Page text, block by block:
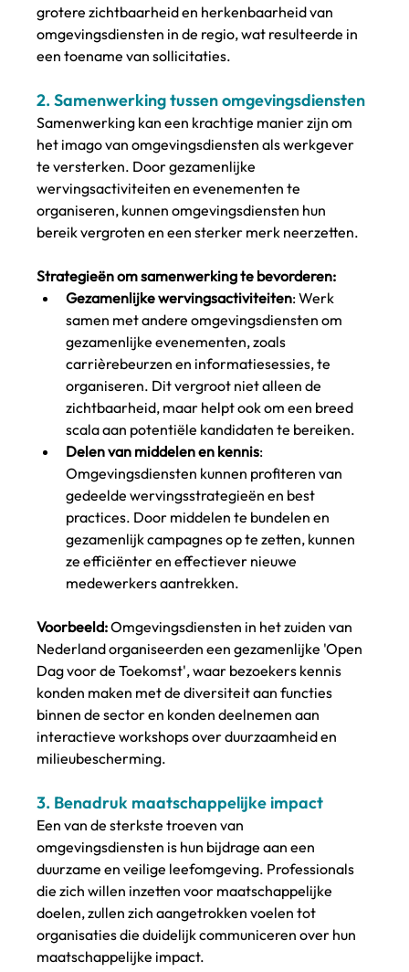
grotere zichtbaarheid en herkenbaarheid van
omgevingsdiensten in de regio, wat resulteerde in
een toename van sollicitaties.
2. Samenwerking tussen omgevingsdiensten
Samenwerking kan een krachtige manier zijn om
het imago van omgevingsdiensten als werkgever
te versterken. Door gezamenlijke
wervingsactiviteiten en evenementen te
organiseren, kunnen omgevingsdiensten hun
bereik vergroten en een sterker merk neerzetten.
Strategieën om samenwerking te bevorderen:
Gezamenlijke wervingsactiviteiten: Werk
samen met andere omgevingsdiensten om
gezamenlijke evenementen, zoals
carrièrebeurzen en informatiesessies, te
organiseren. Dit vergroot niet alleen de
zichtbaarheid, maar helpt ook om een breed
scala aan potentiële kandidaten te bereiken.
Delen van middelen en kennis:
Omgevingsdiensten kunnen profiteren van
gedeelde wervingsstrategieën en best
practices. Door middelen te bundelen en
gezamenlijk campagnes op te zetten, kunnen
ze efficiënter en effectiever nieuwe
medewerkers aantrekken.
Voorbeeld: Omgevingsdiensten in het zuiden van
Nederland organiseerden een gezamenlijke 'Open
Dag voor de Toekomst', waar bezoekers kennis
konden maken met de diversiteit aan functies
binnen de sector en konden deelnemen aan
interactieve workshops over duurzaamheid en
milieubescherming.
3. Benadruk maatschappelijke impact
Een van de sterkste troeven van
omgevingsdiensten is hun bijdrage aan een
duurzame en veilige leefomgeving. Professionals
die zich willen inzetten voor maatschappelijke
doelen, zullen zich aangetrokken voelen tot
organisaties die duidelijk communiceren over hun
maatschappelijke impact.